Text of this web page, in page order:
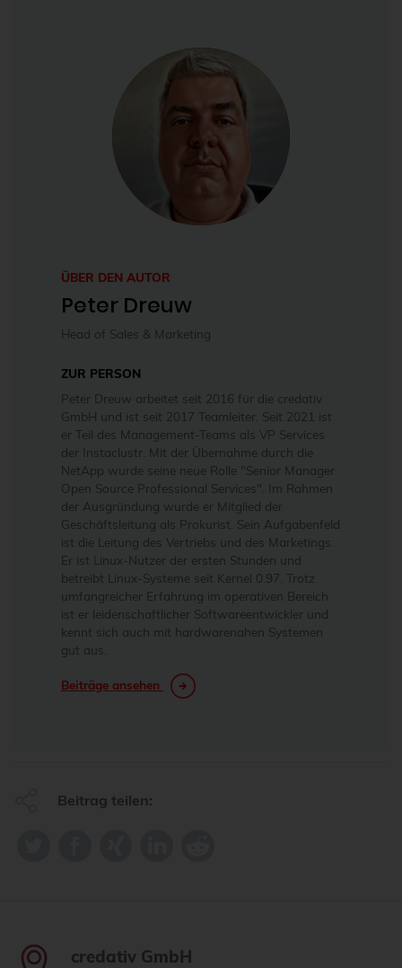
ÜBER DEN AUTOR
Peter Dreuw
Head of Sales & Marketing
ZUR PERSON
Peter Dreuw arbeitet seit 2016 für die credativ
GmbH und ist seit 2017 Teamleiter. Seit 2021 ist
er Teil des Management-Teams als VP Services
der Instaclustr. Mit der Übernahme durch die
NetApp wurde seine neue Rolle "Senior Manager
Open Source Professional Services". Im Rahmen
der Ausgründung wurde er Mitglied der
Geschäftsleitung als Prokurist. Sein Aufgabenfeld
ist die Leitung des Vertriebs und des Marketings.
Er ist Linux-Nutzer der ersten Stunden und
betreibt Linux-Systeme seit Kernel 0.97. Trotz
umfangreicher Erfahrung im operativen Bereich
ist er leidenschaftlicher Softwareentwickler und
kennt sich auch mit hardwarenahen Systemen
gut aus.
Beiträge ansehen
Beitrag teilen:
credativ GmbH